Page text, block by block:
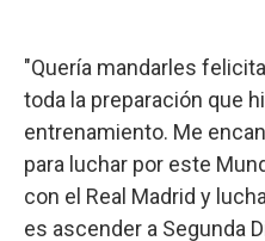
"Quería mandarles
toda la preparación que
entrenamiento. Me
para luchar por este
con el Real Madrid y
es ascender a Segunda